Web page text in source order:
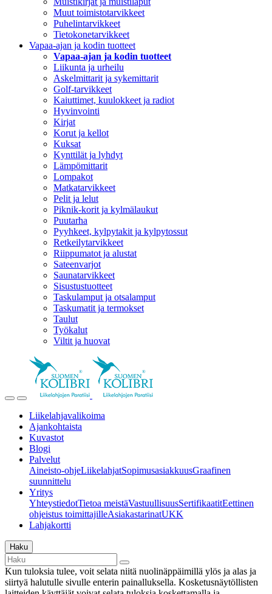
Muut toimistotarvikkeet
Puhelintarvikkeet
Tietokonetarvikkeet
Vapaa-ajan ja kodin tuotteet
Vapaa-ajan ja kodin tuotteet
Liikunta ja urheilu
Askelmittarit ja sykemittarit
Golf-tarvikkeet
Kaiuttimet, kuulokkeet ja radiot
Hyvinvointi
Kirjat
Korut ja kellot
Kuksat
Kynttilät ja lyhdyt
Lämpömittarit
Lompakot
Matkatarvikkeet
Pelit ja lelut
Piknik-korit ja kylmälaukut
Puutarha
Pyyhkeet, kylpytakit ja kylpytossut
Retkeilytarvikkeet
Riippumatot ja alustat
Sateenvarjot
Saunatarvikkeet
Sisustustuotteet
Taskulamput ja otsalamput
Taskumatit ja termokset
Taulut
Työkalut
Viltit ja huovat
Liikelahjavalikoima
Ajankohtaista
Kuvastot
Blogi
Palvelut
Aineisto-ohjeLiikelahjatSopimusasiakkuusGraafinen
suunnittelu
Yritys
YhteystiedotTietoa meistäVastuullisuusSertifikaatitEettinen
ohjeistus toimittajilleAsiakastarinatUKK
Lahjakortti
Haku
Kun tuloksia tulee, voit selata niitä nuolinäppäimillä ylös ja alas ja
siirtyä halutulle sivulle enterin painalluksella. Kosketusnäytöllisten